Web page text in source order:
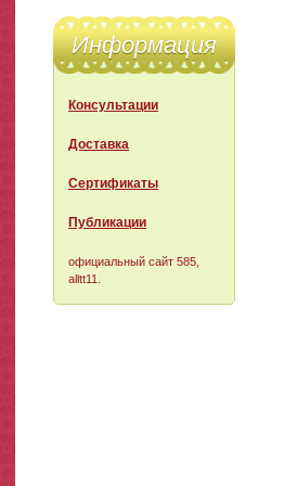
Информация
Консультации
Доставка
Сертификаты
Публикации
официальный сайт 585
alltt11.